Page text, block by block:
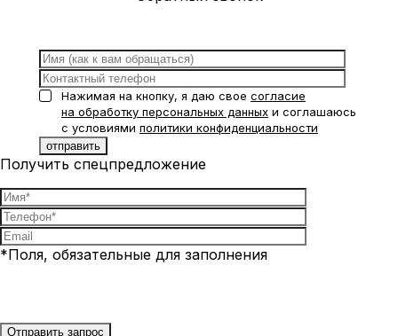
Нажимая на кнопку, я даю свое согласие
на обработку персональных данных и соглашаюсь
с условиями политики конфиденциальности
Получить спецпредложение
*Поля, обязательные для заполнения